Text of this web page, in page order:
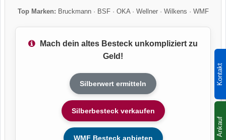
Kontakt
Ankauf
Top Marken: Bruckmann· BSF· OKA· Wellner· Wilkens · WMF
Mach dein altes Besteck unkompliziert zu
Geld!
Silberwert ermitteln
Silberbesteck verkaufen
WMF Besteck anbieten